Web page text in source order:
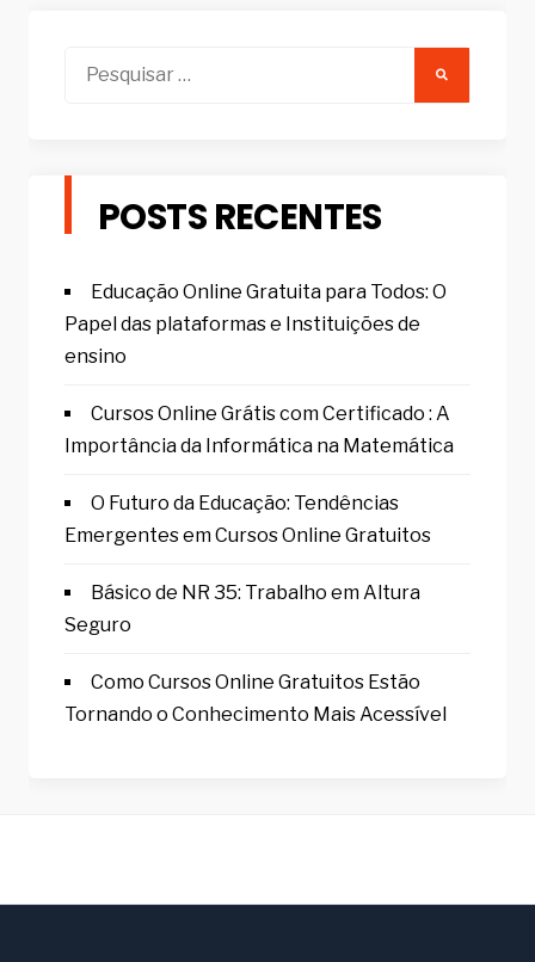
Pesquisar
POSTS RECENTES
Educação Online Gratuita para Todos: O
Papel das plataformas e Instituições de
ensino
Cursos Online Grátis com Certificado : A
Importância da Informática na Matemática
O Futuro da Educação: Tendências
Emergentes em Cursos Online Gratuitos
Básico de NR 35: Trabalho em Altura
Seguro
Como Cursos Online Gratuitos Estão
Tornando o Conhecimento Mais Acessível